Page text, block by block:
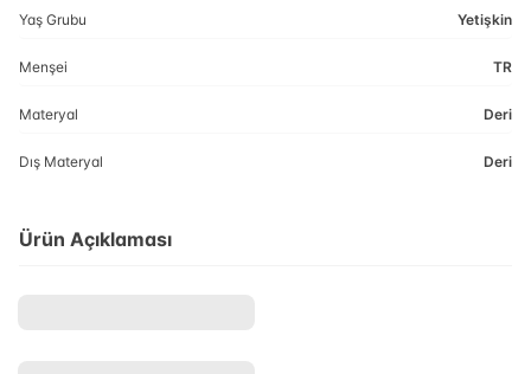
Yaş Grubu Yetişkin
Menşei TR
Materyal Deri
Dış Materyal Deri
Ürün Açıklaması